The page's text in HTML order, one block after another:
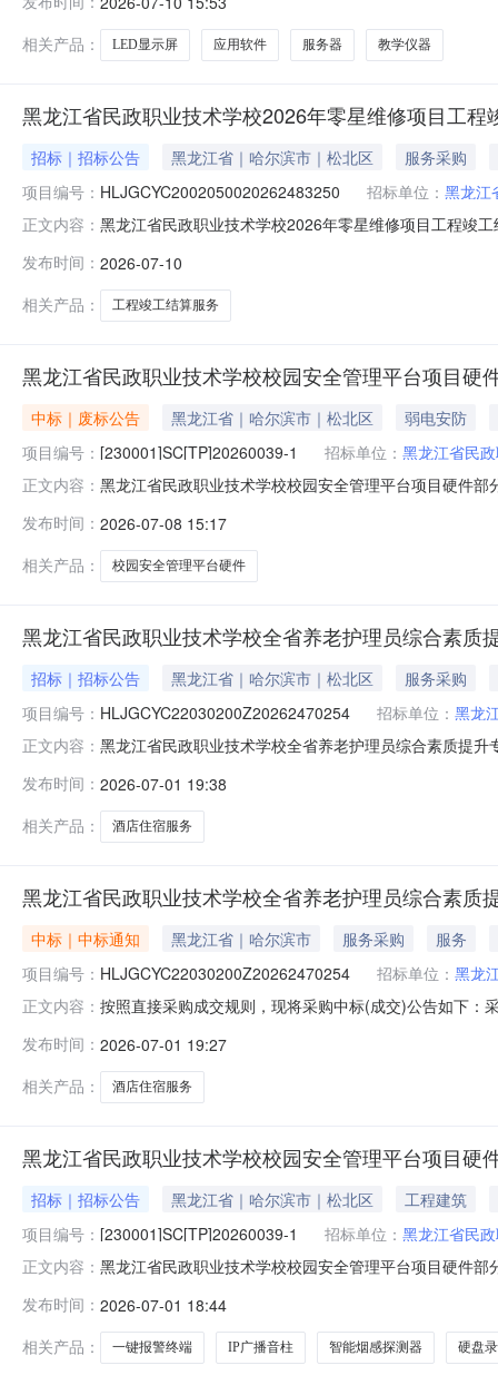
间）前提交响应文件。一、项目基本情况项目编号：
相关产品：
LED显示屏 应用软件 服务器 教学仪器
黑龙江省民政职业技术学校2026年零星维修项目工程
招标｜招标公告 黑龙江省｜哈尔滨市｜松北区
服务采购
项目编号： HLJGCYC2002050020262483250 招标单位： 黑龙江
正文内容： 黑龙江省民政职业技术学校2026年零星维修项目工程竣
政府采购政策满足的需求：无。三、特定的资格要求：
2026-07-1011:55:3
发布时间： 2026-07-10
相关产品：
工程竣工结算服务
黑龙江省民政职业技术学校校园安全管理平台项目硬
中标｜废标公告 黑龙江省｜哈尔滨市｜松北区
弱电安防
项目编号： [230001]SC[TP]20260039-1 招标单位： 黑龙江省民
正文内容： 黑龙江省民政职业技术学校校园安全管理平台项目硬件
息合同包1(校园安全管理平台项目硬件部分):主要标的信
及金额：代
发布时间： 2026-07-08 15:17
相关产品：
校园安全管理平台硬件
黑龙江省民政职业技术学校全省养老护理员综合素质
招标｜招标公告 黑龙江省｜哈尔滨市｜松北区
服务采购
项目编号： HLJGCYC22030200Z20262470254 招标单位： 黑龙
正文内容： 黑龙江省民政职业技术学校全省养老护理员综合素质提
供应商。二、落实其他政府采购政策满足的需求：无。
运营。发布时间：2026-06-3009:
发布时间： 2026-07-01 19:38
相关产品：
酒店住宿服务
黑龙江省民政职业技术学校全省养老护理员综合素质
中标｜中标通知 黑龙江省｜哈尔滨市 服务采购
服务
项目编号： HLJGCYC22030200Z20262470254 招标单位： 黑龙
正文内容： 按照直接采购成交规则，现将采购中标(成交)公告如下
果公告日期成交金额优惠率现成交哈尔滨颐新园酒店管
发布时间： 2026-07-01 19:27
相关产品：
酒店住宿服务
黑龙江省民政职业技术学校校园安全管理平台项目硬
招标｜招标公告 黑龙江省｜哈尔滨市｜松北区
工程建筑
项目编号： [230001]SC[TP]20260039-1 招标单位： 黑龙江省民
正文内容： 黑龙江省民政职业技术学校校园安全管理平台项目硬件
2026年07月08日09时00分（北京时间）前提交响应文
发布时间： 2026-07-01 18:44
相关产品：
一键报警终端 IP广播音柱 智能烟感探测器 硬盘